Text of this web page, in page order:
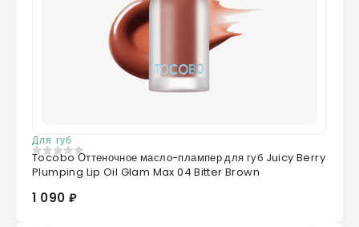
Для губ
0 из 5
Tocobo Оттеночное масло-плампер для губ Juicy Berry
Plumping Lip Oil Glam Max 04 Bitter Brown
1 090 ₽